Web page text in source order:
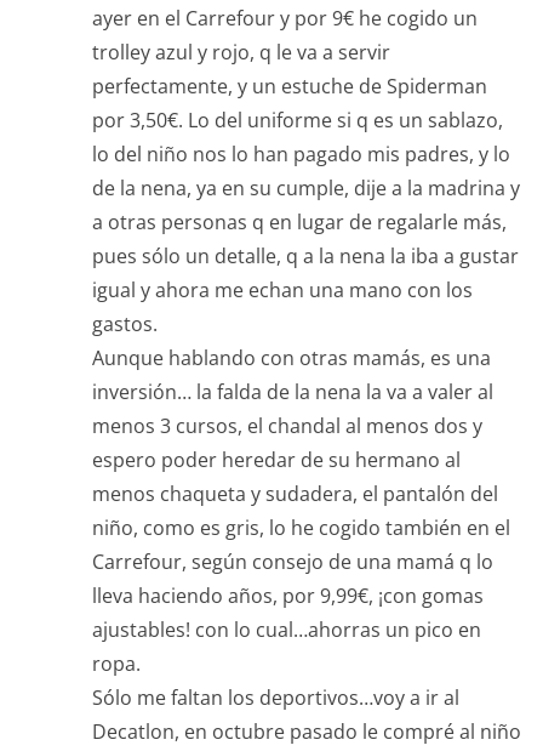
ayer en el Carrefour y por 9€ he cogido un
trolley azul y rojo, q le va a servir
perfectamente, y un estuche de Spiderman
por 3,50€. Lo del uniforme si q es un sablazo,
lo del niño nos lo han pagado mis padres, y lo
de la nena, ya en su cumple, dije a la madrina y
a otras personas q en lugar de regalarle más,
pues sólo un detalle, q a la nena la iba a gustar
igual y ahora me echan una mano con los
gastos.
Aunque hablando con otras mamás, es una
inversión… la falda de la nena la va a valer al
menos 3 cursos, el chandal al menos dos y
espero poder heredar de su hermano al
menos chaqueta y sudadera, el pantalón del
niño, como es gris, lo he cogido también en el
Carrefour, según consejo de una mamá q lo
lleva haciendo años, por 9,99€, ¡con gomas
ajustables! con lo cual…ahorras un pico en
ropa.
Sólo me faltan los deportivos…voy a ir al
Decatlon, en octubre pasado le compré al niño